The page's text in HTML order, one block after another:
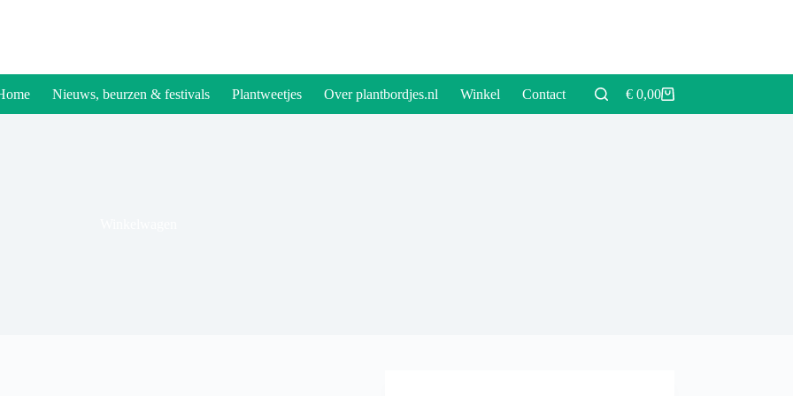
Nieuws, beurzen & festivals Plantweetjes Over plantbordjes.nl Winkel Contact Winkelwagen
€0,00